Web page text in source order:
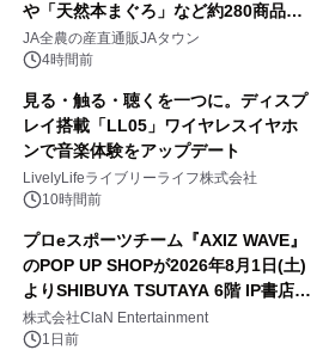
や「天然本まぐろ」など約280商品を
販売！～毎月１０日の定例企画～
JA全農の産直通販JAタウン
4時間前
見る・触る・聴くを一つに。ディスプ
レイ搭載「LL05」ワイヤレスイヤホ
ンで音楽体験をアップデート
LivelyLifeライブリーライフ株式会社
10時間前
プロeスポーツチーム『AXIZ WAVE』
のPOP UP SHOPが2026年8月1日(土)
よりSHIBUYA TSUTAYA 6階 IP書店で
開催決定！！
株式会社ClaN Entertainment
1日前